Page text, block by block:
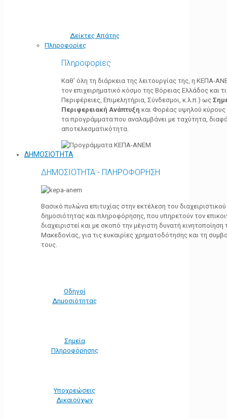
Δείκτες Απάτης
Πληροφορίες
Πληροφορίες
Καθ’ όλη τη διάρκεια της λειτουργίας της, η ΚΕΠΑ-
τον επιχειρηματικό κόσμο της Βόρειας Ελλάδος και
Περιφέρειες, Επιμελητήρια, Σύνδεσμοι, κ.λ.π.) ως
Περιφερειακή Ανάπτυξη και Φορέας υψηλού κύρους
τα προγράμματα που αναλαμβάνει με ταχύτητα,
αποτελεσματικότητα.
ΔΗΜΟΣΙΟΤΗΤΑ
ΔΗΜΟΣΙΟΤΗΤΑ - ΠΛΗΡΟΦΟΡΗΣΗ
Βασικό πυλώνα επιτυχίας στην εκτέλεση του
δημοσιότητας και πληροφόρησης, που υπηρετούν τον
διαχειριστεί και με σκοπό την μέγιστη δυνατή
Μακεδονίας, για τις ευκαιρίες χρηματοδότησης και τη
τους.
Οδηγοί
Δημοσιότητας
Σημεία
Πληροφόρησης
Υποχρεώσεις
Δικαιούχων